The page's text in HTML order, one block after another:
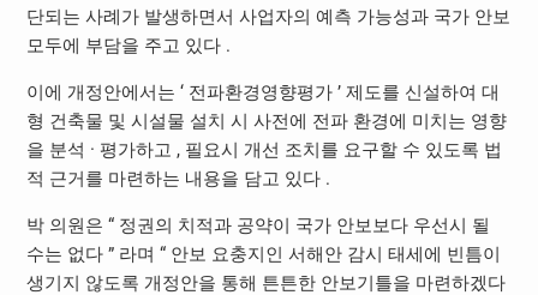
단되는 사례가 발생하면서 사업자의 예측 가능성과 국가 안보
모두에 부담을 주고 있다 .
이에 개정안에서는 ‘ 전파환경영향평가 ’ 제도를 신설하여 대
형 건축물 및 시설물 설치 시 사전에 전파 환경에 미치는 영향
을 분석 · 평가하고 , 필요시 개선 조치를 요구할 수 있도록 법
적 근거를 마련하는 내용을 담고 있다 .
박 의원은 “ 정권의 치적과 공약이 국가 안보보다 우선시 될
수는 없다 ” 라며 “ 안보 요충지인 서해안 감시 태세에 빈틈이
생기지 않도록 개정안을 통해 튼튼한 안보기틀을 마련하겠다